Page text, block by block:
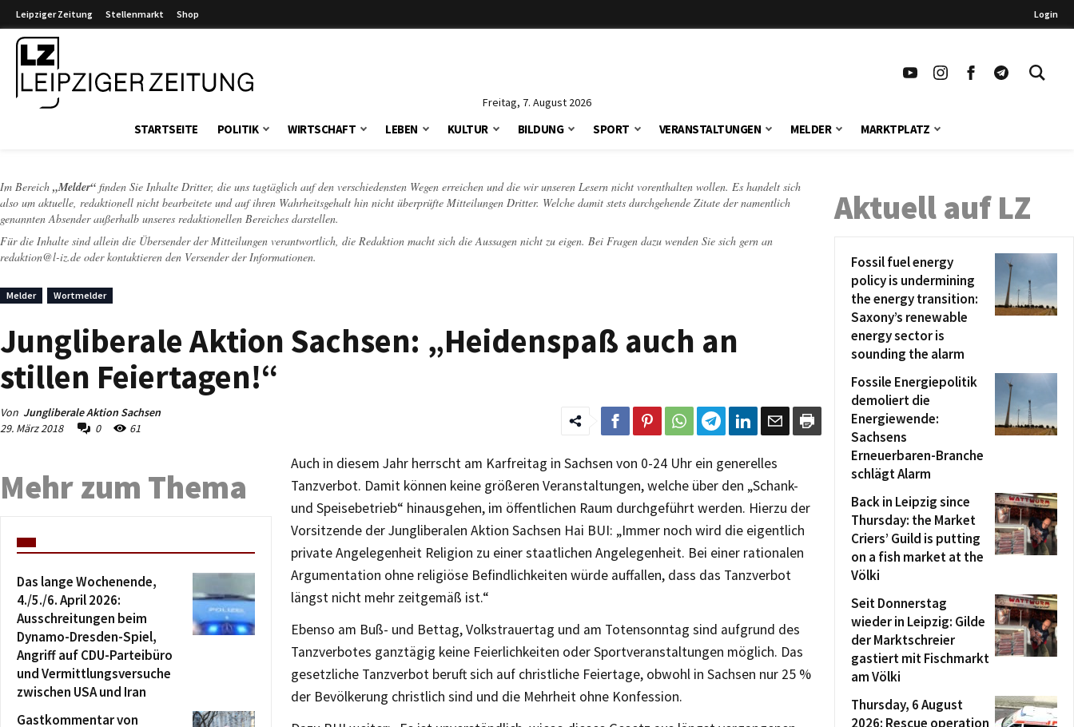
Leipziger Zeitung Stellenmarkt Shop Login
Freitag, 7. August 2026
STARTSEITE POLITIK WIRTSCHAFT LEBEN KULTUR BILDUNG SPORT VERANSTALTUNGEN MELDER MARKTPLATZ
Im Bereich „Melder“ finden Sie Inhalte Dritter, die uns tagtäglich auf den verschiedensten Wegen erreichen und die wir unseren Lesern nicht vorenthalten wollen. Es handelt sich
also um aktuelle, redaktionell nicht bearbeitete und auf ihren Wahrheitsgehalt hin nicht überprüfte Mitteilungen Dritter. Welche damit stets durchgehende Zitate der namentlich
genannten Absender außerhalb unseres redaktionellen Bereiches darstellen.
Für die Inhalte sind allein die Übersender der Mitteilungen verantwortlich, die Redaktion macht sich die Aussagen nicht zu eigen. Bei Fragen dazu wenden Sie sich gern an
redaktion@l-iz.de oder kontaktieren den Versender der Informationen.
Melder Wortmelder
Jungliberale Aktion Sachsen: „Heidenspaß auch an
stillen Feiertagen!“
Von Jungliberale Aktion Sachsen
29. März 2018
0 61
Auch in diesem Jahr herrscht am Karfreitag in Sachsen von 0-24 Uhr ein generelles
Tanzverbot. Damit können keine größeren Veranstaltungen, welche über den „Schank-
und Speisebetrieb“ hinausgehen, im öffentlichen Raum durchgeführt werden. Hierzu der
Vorsitzende der Jungliberalen Aktion Sachsen Hai BUI: „Immer noch wird die eigentlich
private Angelegenheit Religion zu einer staatlichen Angelegenheit. Bei einer rationalen
Argumentation ohne religiöse Befindlichkeiten würde auffallen, dass das Tanzverbot
längst nicht mehr zeitgemäß ist.“
Ebenso am Buß- und Bettag, Volkstrauertag und am Totensonntag sind aufgrund des
Tanzverbotes ganztägig keine Feierlichkeiten oder Sportveranstaltungen möglich. Das
gesetzliche Tanzverbot beruft sich auf christliche Feiertage, obwohl in Sachsen nur 25 %
der Bevölkerung christlich sind und die Mehrheit ohne Konfession.
Mehr zum Thema
Das lange Wochenende,
4./5./6. April 2026:
Ausschreitungen beim
Dynamo-Dresden-Spiel,
Angriff auf CDU-Parteibüro
und Vermittlungsversuche
zwischen USA und Iran
Gastkommentar von
Aktuell auf LZ
Fossil fuel energy
policy is undermining
the energy transition:
Saxony’s renewable
energy sector is
sounding the alarm
Fossile Energiepolitik
demoliert die
Energiewende:
Sachsens
Erneuerbaren-Branche
schlägt Alarm
Back in Leipzig since
Thursday: the Market
Criers’ Guild is putting
on a fish market at the
Völki
Seit Donnerstag
wieder in Leipzig: Gilde
der Marktschreier
gastiert mit Fischmarkt
am Völki
Thursday, 6 August
2026: Rescue operation